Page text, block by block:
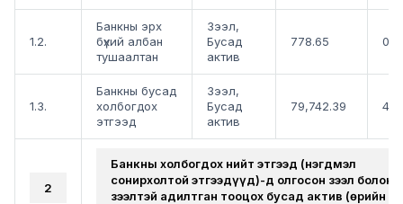
1.2.
Банкны эрх
бүхий албан
тушаалтан
Зээл,
Бусад
актив
778.65
1.3.
Банкны бусад
холбогдох
этгээд
Зээл,
Бусад
актив
79,742.39
2
Банкны холбогдох нийт этгээд (нэгдмэл
сонирхолтой этгээдүүд)-д олгосон зээл болон
зээлтэй адилтган тооцох бусад актив (Өөрийн